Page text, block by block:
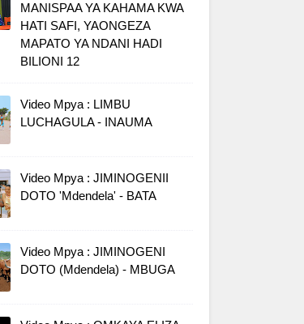
MANISPAA YA KAHAMA KWA
HATI SAFI, YAONGEZA
MAPATO YA NDANI HADI
BILIONI 12
Video Mpya : LIMBU
LUCHAGULA - INAUMA
Video Mpya : JIMINOGENII
DOTO 'Mdendela' - BATA
Video Mpya : JIMINOGENI
DOTO (Mdendela) - MBUGA